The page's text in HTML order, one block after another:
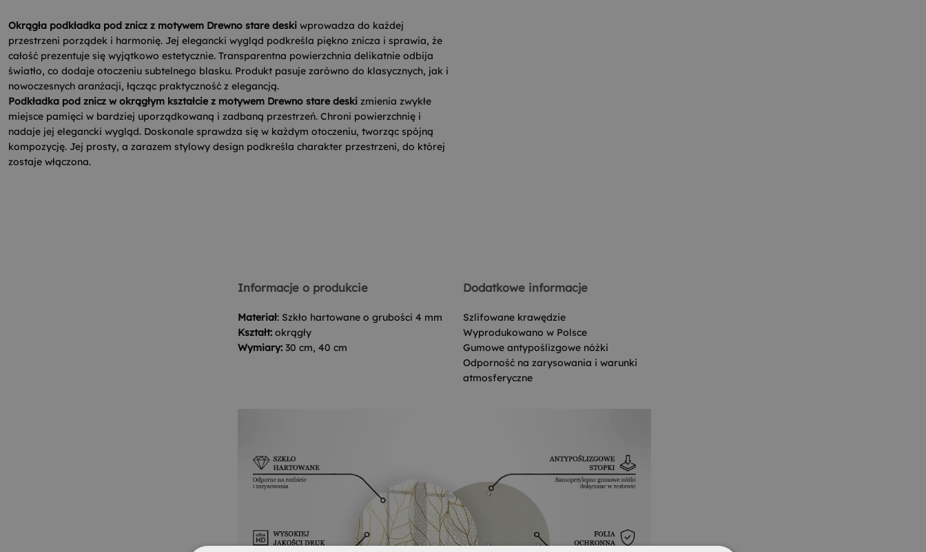
Okrągła podkładka pod znicz z motywem Drewno stare deski wprowadza do każdej
przestrzeni porządek i harmonię. Jej elegancki wygląd podkreśla piękno znicza i sprawia, że
całość prezentuje się wyjątkowo estetycznie. Transparentna powierzchnia delikatnie odbija
światło, co dodaje otoczeniu subtelnego blasku. Produkt pasuje zarówno do klasycznych, jak i
nowoczesnych aranżacji, łącząc praktyczność z elegancją.
Podkładka pod znicz w okrągłym kształcie z motywem Drewno stare deski zmienia zwykłe
miejsce pamięci w bardziej uporządkowaną i zadbaną przestrzeń. Chroni powierzchnię i
nadaje jej elegancki wygląd. Doskonale sprawdza się w każdym otoczeniu, tworząc spójną
kompozycję. Jej prosty, a zarazem stylowy design podkreśla charakter przestrzeni, do której
zostaje włączona.
Informacje o produkcie
Materiał: Szkło hartowane o grubości 4 mm
Kształt:okrągły
Wymiary:30 cm, 40 cm
Dodatkowe informacje
Szlifowane krawędzie
Wyprodukowano w Polsce
Gumowe antypoślizgowe nóżki
Odporność na zarysowania i warunki
atmosferyczne